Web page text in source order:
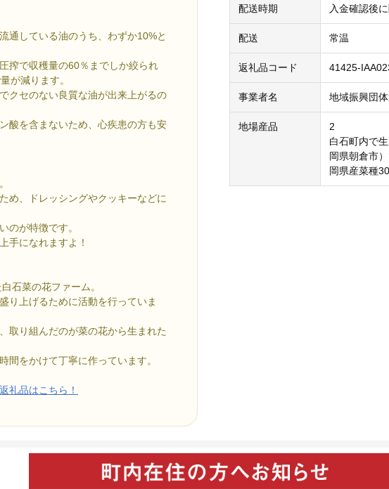
通している油のうち、わずか10%と
搾で収穫量の60％までしか絞られ
が減ります。
クセのない良質な油が出来上がるの
酸を含まないため、心疾患の方も安
め、ドレッシングやクッキーなどに
のが特徴です。
手になれますよ！
石菜の花ファーム。
り上げるために活動を行っていま
取り組んだのが菜の花から生まれた
間をかけて丁寧に作っています。
礼品はこちら！
配送時期 入金確認後
配送 常温
返礼品コード 41425-
事業者名 地域振興団
地場産品
2
白石町内で
岡県朝倉市
岡県産菜種30